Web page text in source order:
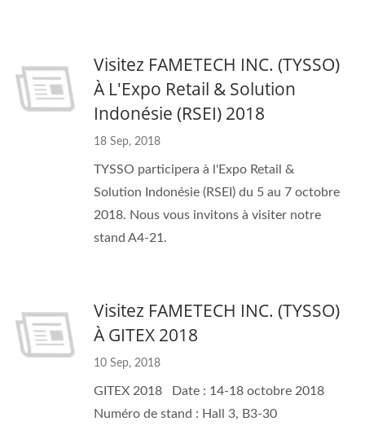
Visitez FAMETECH INC. (TYSSO)
À L'Expo Retail & Solution
Indonésie (RSEI) 2018
18 Sep, 2018
TYSSO participera à l'Expo Retail &
Solution Indonésie (RSEI) du 5 au 7 octobre
2018. Nous vous invitons à visiter notre
stand A4-21.
Visitez FAMETECH INC. (TYSSO)
À GITEX 2018
10 Sep, 2018
GITEX 2018 Date : 14-18 octobre 2018
Numéro de stand : Hall 3, B3-30